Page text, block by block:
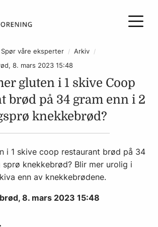
Spør våre eksperter
Arkiv
8. mars 2023 15:48
gluten i 1 skive Coop
brød på 34 gram enn i 2
knekkebrød?
i 1 skive coop restaurant brød på 34
knekkebrød? Blir mer urolig i
enn av knekkebrødene.
8. mars 2023 15:48